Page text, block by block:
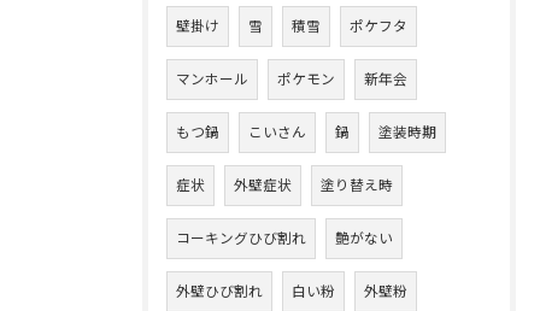
壁掛け 雪 積雪 ポケフタ
マンホール ポケモン 新年会
もつ鍋 こいさん 鍋 塗装時期
症状 外壁症状 塗り替え時
コーキングひび割れ 艶がない
外壁ひび割れ 白い粉 外壁粉